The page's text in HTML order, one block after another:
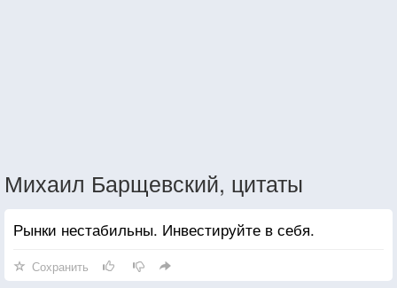
Михаил Барщевский, цитаты
Рынки нестабильны. Инвестируйте в себя.
Сохранить